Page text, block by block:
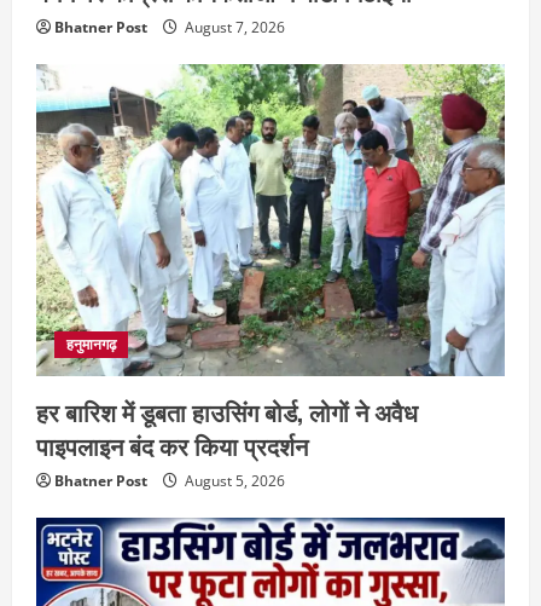
Bhatner Post August 7, 2026
हनुमानगढ़
हर बारिश में डूबता हाउसिंग बोर्ड, लोगों ने अवैध
पाइपलाइन बंद कर किया प्रदर्शन
Bhatner Post August 5, 2026